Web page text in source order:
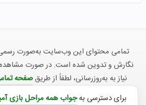
تمامی محتوای این وب‌سایت به‌صورت
نگارش و تدوین شده است. در صورت مشاهده
نیاز به به‌روزرسانی، لطفاً از طریقصفحه
برای دسترسی به جواب همه مراحل بازی